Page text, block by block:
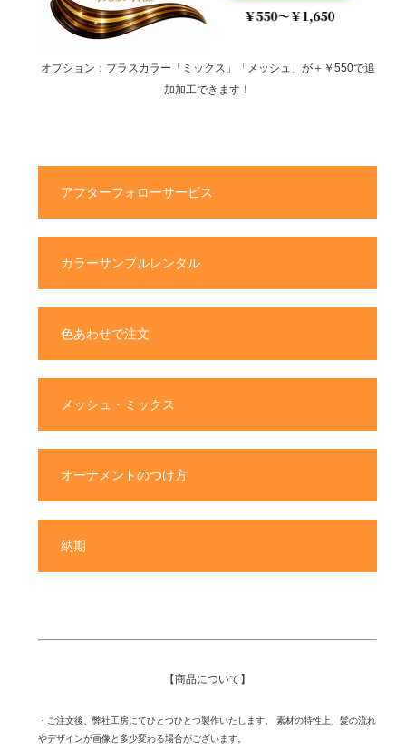
オプション：プラスカラー「ミックス」「メッシュ」が＋￥550で追
加加工できます！
アフターフォローサービス
カラーサンプルレンタル
色あわせで注文
メッシュ・ミックス
オーナメントのつけ方
納期
【商品について】
・ご注文後、弊社工房にてひとつひとつ製作いたします。 素材の特性上、髪の流れ
やデザインが画像と多少変わる場合がございます。